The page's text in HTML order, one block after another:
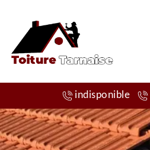
indisponible